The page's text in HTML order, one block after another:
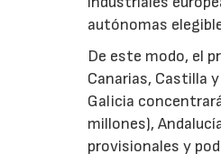
autónomas
De este modo, el
Canarias, Castilla
Galicia
millones),
provisionales y